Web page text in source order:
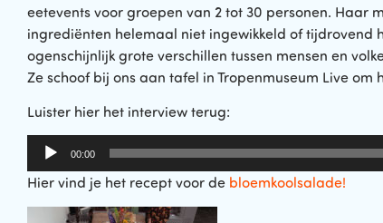
eetevents voor groepen van 2 tot 30 personen. Haar
ingrediënten helemaal niet ingewikkeld of tijdrovend
ogenschijnlijk grote verschillen tussen mensen en
Ze schoof bij ons aan tafel in Tropenmuseum Live om
Luister hier het interview terug:
Audiospeler
00:00
Hier vind je het recept voor de bloemkoolsalade!